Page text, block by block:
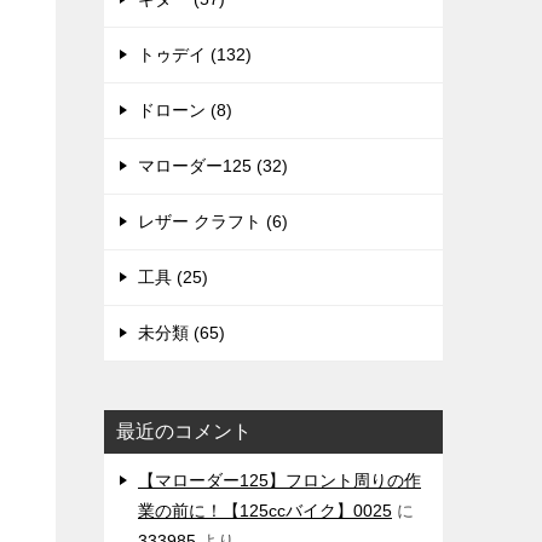
トゥデイ (132)
ドローン (8)
マローダー125 (32)
レザー クラフト (6)
工具 (25)
未分類 (65)
最近のコメント
【マローダー125】フロント周りの作
業の前に！【125ccバイク】0025 に